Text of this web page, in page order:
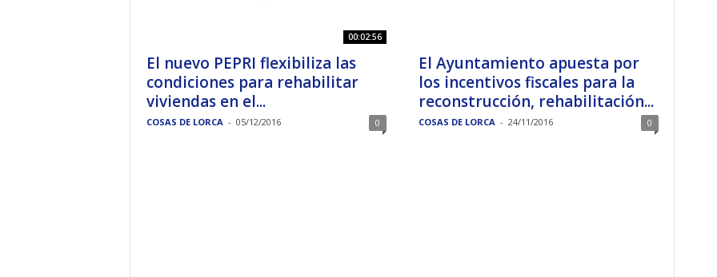
00:02:56
El nuevo PEPRI flexibiliza las
condiciones para rehabilitar
viviendas en el...
COSAS DE LORCA - 05/12/2016 0
El Ayuntamiento apuesta por
los incentivos fiscales para la
reconstrucción, rehabilitación...
COSAS DE LORCA - 24/11/2016 0